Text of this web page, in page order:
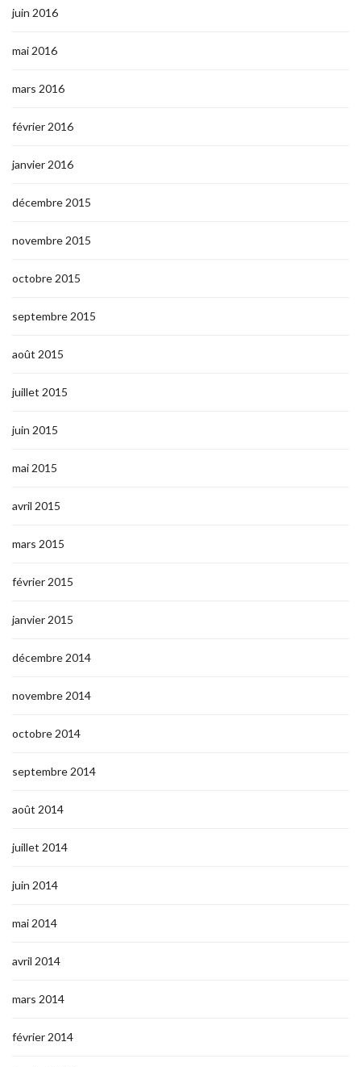
juin 2016
mai 2016
mars 2016
février 2016
janvier 2016
décembre 2015
novembre 2015
octobre 2015
septembre 2015
août 2015
juillet 2015
juin 2015
mai 2015
avril 2015
mars 2015
février 2015
janvier 2015
décembre 2014
novembre 2014
octobre 2014
septembre 2014
août 2014
juillet 2014
juin 2014
mai 2014
avril 2014
mars 2014
février 2014